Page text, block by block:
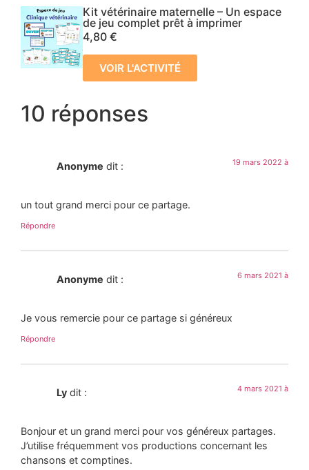
Kit vétérinaire maternelle – Un espace
de jeu complet prêt à imprimer
4,80 €
VOIR L'ACTIVITÉ
10 réponses
Anonyme dit : 19 mars 2022 à
un tout grand merci pour ce partage.
Répondre
Anonyme dit : 6 mars 2021 à
Je vous remercie pour ce partage si généreux
Répondre
Ly dit : 4 mars 2021 à
Bonjour et un grand merci pour vos généreux partages.
J’utilise fréquemment vos productions concernant les
chansons et comptines.